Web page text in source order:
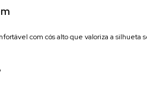
com cós alto que valoriza a silhueta